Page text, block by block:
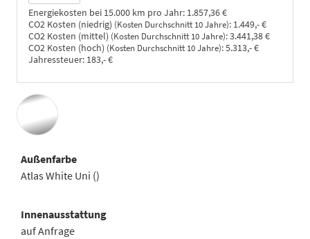
Energiekosten bei 15.000 km pro Jahr: 1.857,36 €
CO2 Kosten (niedrig) (Kosten Durchschnitt 10 Jahre): 1.449,- €
CO2 Kosten (mittel) (Kosten Durchschnitt 10 Jahre):3.441,38 €
CO2 Kosten (hoch) (Kosten Durchschnitt 10 Jahre):5.313,- €
Jahressteuer: 183,- €
Außenfarbe
Atlas White Uni ()
Innenausstattung
auf Anfrage